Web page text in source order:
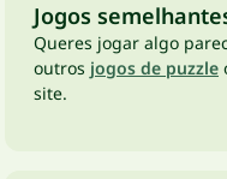
Jogos
Queres jogar algo
outros jogos de puzzle
site.